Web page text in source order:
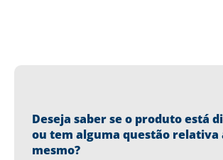
Deseja saber se o produto está
ou tem alguma questão relativa
mesmo?